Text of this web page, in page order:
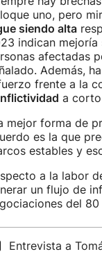
uno, pero
siendo alta
indican mejoría
afectadas
Además,
frente a la
a
mejor forma de
es la que
estables y
a la labor
un flujo de
del
Entrevista a